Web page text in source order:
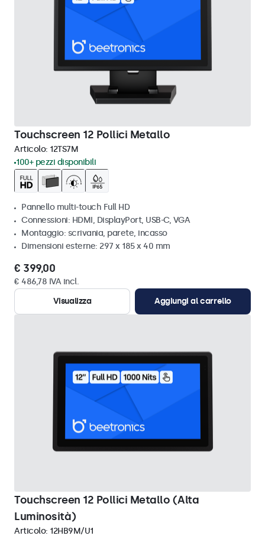
Touchscreen 12 Pollici Metallo
Articolo: 12TS7M
100+ pezzi disponibili
Pannello multi-touch Full HD
Connessioni: HDMI, DisplayPort, USB-C, VGA
Montaggio: scrivania, parete, incasso
Dimensioni esterne: 297 x 185 x 40 mm
€ 399,00
€ 486,78 IVA incl.
Visualizza
Aggiungi al carrello
Touchscreen 12 Pollici Metallo (Alta
Luminosità)
Articolo: 12HB9M/U1